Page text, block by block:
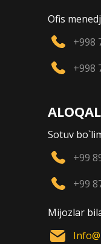
Ofis
+998
+998
Sotuv
+99
+99
Mijozlar